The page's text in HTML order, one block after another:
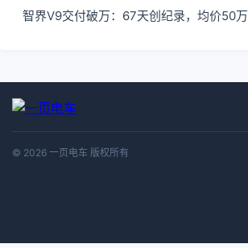
智界V9交付破万：67天创纪录，均价50万
© 2026 一页电车 版权所有